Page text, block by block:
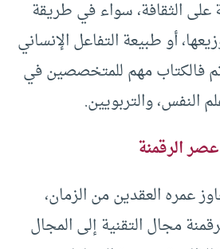
على الثقافة، سواء في طريقة
أو طبيعة التفاعل الإنساني
فالكتاب مهم للمتخصصين في
النفس، والتربويين.
عصر الرقمنة
عمره العقدين من الزمان،
مجال التقنية إلى المجال